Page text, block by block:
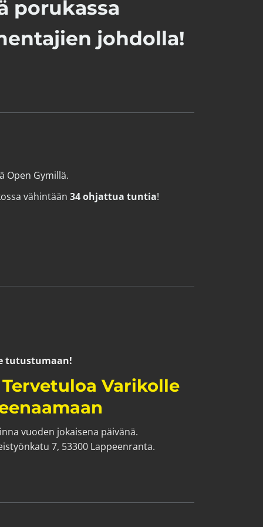
porukassa
johdolla!
Open Gymillä.
vähintään 34 ohjattua tuntia!
tutustumaan!​​​​​​​
Tervetuloa Varikolle
vuoden jokaisena päivänä.
7, 53300 Lappeenranta.